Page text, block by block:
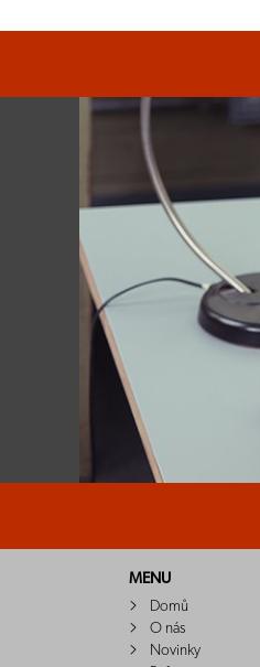
MENU
Domů
O nás
Novinky